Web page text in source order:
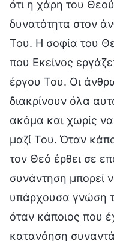
ότι η χάρη του Θεού
δυνατότητα στον
Του. Η σοφία του
που Εκείνος
έργου Του. Οι
διακρίνουν όλα
ακόμα και χωρίς
μαζί Του. Όταν
τον Θεό έρθει σε
συνάντηση μπορεί
υπάρχουσα γνώση
όταν κάποιος που
κατανόηση